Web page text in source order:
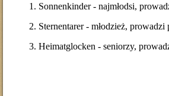
Sonnenkinder - najmłodsi,
Sternentarer - młodzież, prowadzi
Heimatglocken - seniorzy,